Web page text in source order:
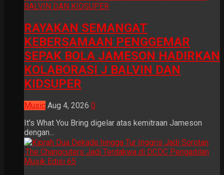
RAYAKAN SEMANGAT
KEBERSAMAAN PENGGEMAR
SEPAK BOLA JAMESON HADIRKAN
KOLABORASI J BALVIN DAN
KIDSUPER
Music Aug 4, 2026 0
It's What You Bring digelar atas kemitraan Jameson
dengan...